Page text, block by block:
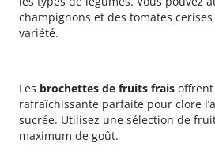
champignons et des tomates
variété.
Les brochettes de fruits frais
rafraîchissante parfaite pour clore
sucrée. Utilisez une sélection de
maximum de goût.